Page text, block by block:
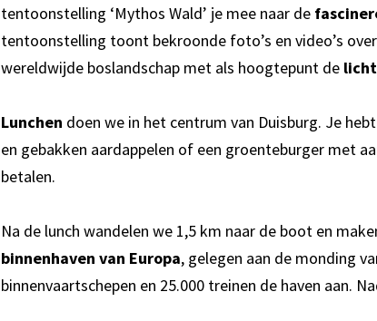
tentoonstelling ‘Mythos Wald’ je mee naar de
tentoonstelling toont bekroonde foto’s en video’s
wereldwijde boslandschap met als hoogtepunt de
Lunchen doen we in het centrum van Duisburg. Je
en gebakken aardappelen of een groenteburger met
betalen.
Na de lunch wandelen we 1,5 km naar de boot en
binnenhaven van Europa, gelegen aan de monding
binnenvaartschepen en 25.000 treinen de haven aan.